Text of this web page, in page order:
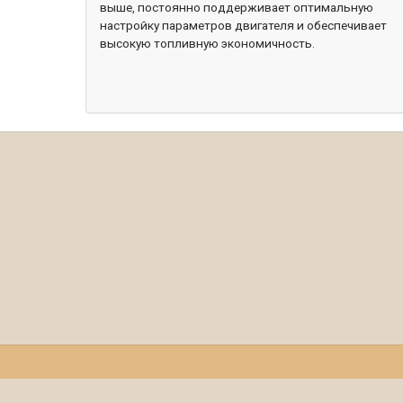
выше, постоянно поддерживает оптимальную
настройку параметров двигателя и обеспечивает
высокую топливную экономичность.